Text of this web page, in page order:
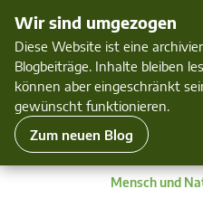
Wir sind umgezogen
Diese Website ist eine
Blogbeiträge. Inhalte bleiben
können aber eingeschränkt
gewünscht funktionieren.
Zum neuen Blog
Mensch und